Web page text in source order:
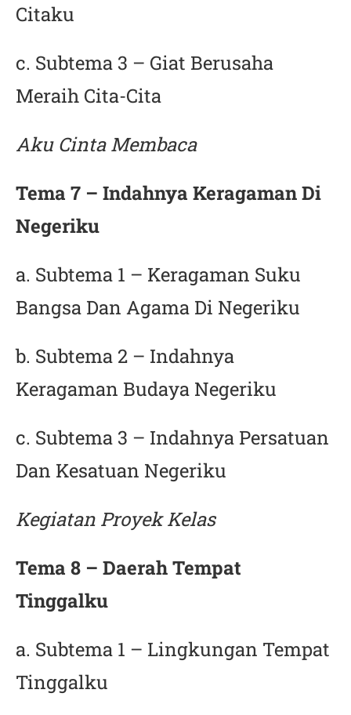
Citaku
c. Subtema 3 – Giat Berusaha
Meraih Cita-Cita
Aku Cinta Membaca
Tema 7 – Indahnya Keragaman Di
Negeriku
a. Subtema 1 – Keragaman Suku
Bangsa Dan Agama Di Negeriku
b. Subtema 2 – Indahnya
Keragaman Budaya Negeriku
c. Subtema 3 – Indahnya Persatuan
Dan Kesatuan Negeriku
Kegiatan Proyek Kelas
Tema 8 – Daerah Tempat
Tinggalku
a. Subtema 1 – Lingkungan Tempat
Tinggalku